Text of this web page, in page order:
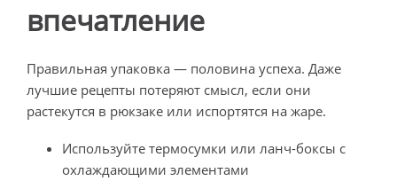
впечатление
Правильная упаковка — половина успеха. Даже
лучшие рецепты потеряют смысл, если они
растекутся в рюкзаке или испортятся на жаре.
Используйте термосумки или ланч-боксы с
охлаждающими элементами